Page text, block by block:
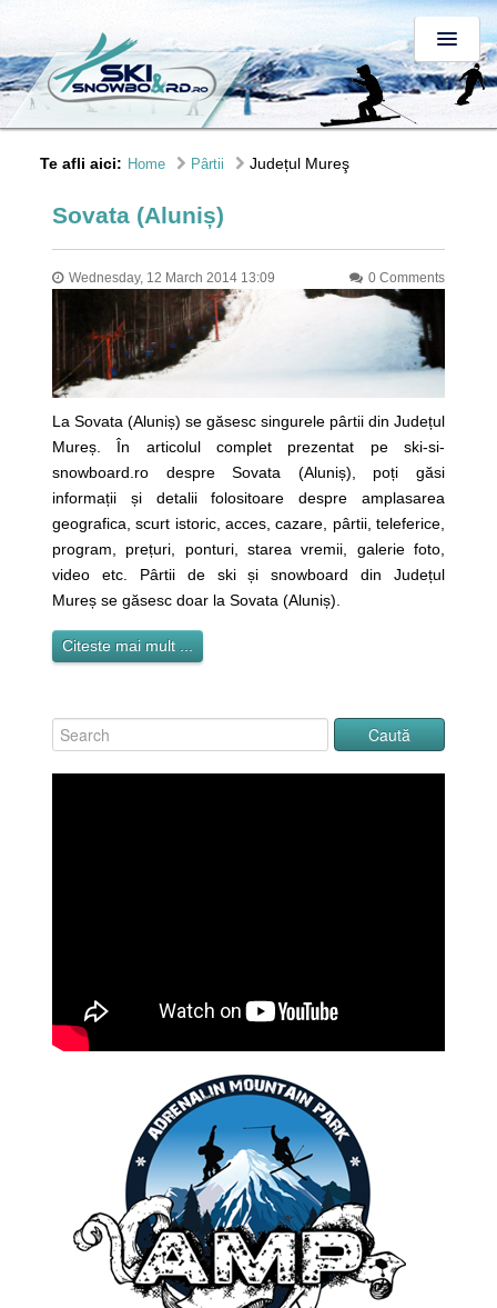
Te afli aici: Home Pârtii Județul Mureş
Sovata (Aluniș)
Wednesday, 12 March 2014 13:09 0 Comments
La Sovata (Aluniș) se găsesc singurele pârtii din Județul
Mureș. În articolul complet prezentat pe ski-si-
snowboard.ro despre Sovata (Aluniș), poți găsi
informații și detalii folositoare despre amplasarea
geografica, scurt istoric, acces, cazare, pârtii, teleferice,
program, prețuri, ponturi, starea vremii, galerie foto,
video etc. Pârtii de ski și snowboard din Județul
Mureș se găsesc doar la Sovata (Aluniș).
Citeste mai mult ...